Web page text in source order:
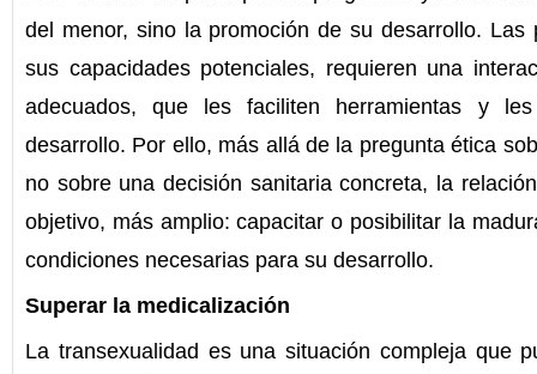
del menor, sino la promoción de su desarrollo. Las
sus capacidades potenciales, requieren una
adecuados, que les faciliten herramientas y
desarrollo. Por ello, más allá de la pregunta ética
no sobre una decisión sanitaria concreta, la
objetivo, más amplio: capacitar o posibilitar la
condiciones necesarias para su desarrollo.
Superar la medicalización
La transexualidad es una situación compleja que